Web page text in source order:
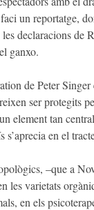
un reportatge,
declaracions de
ganxo.
de Peter
ser protegits
element tan
en el
–que a
les varietats
en els